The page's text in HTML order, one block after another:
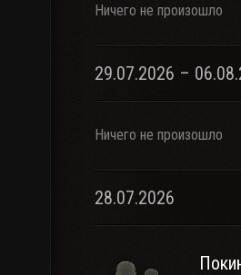
Ничего не произошло
29.07.2026 –
Ничего не произошло
28.07.2026